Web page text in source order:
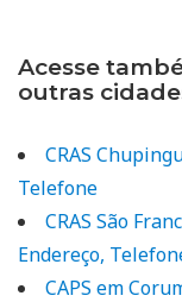
Acesse
outras
CRAS
Telefone
CRAS São
Endereço,
CAPS em